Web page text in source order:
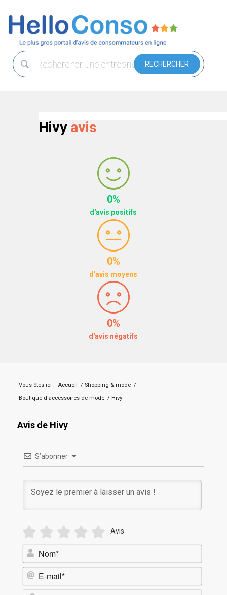
Hivy avis
0%
d'avis positifs
0%
d'avis moyens
0%
d'avis négatifs
Vous êtes ici : Accueil / Shopping & mode /
Boutique d'accessoires de mode / Hivy
Avis de Hivy
S’abonner
Avis
Nom*
E-